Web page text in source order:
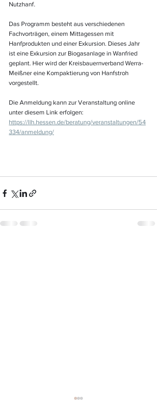
Nutzhanf.
Das Programm besteht aus verschiedenen
Fachvorträgen, einem Mittagessen mit
Hanfprodukten und einer Exkursion. Dieses Jahr
ist eine Exkursion zur Biogasanlage in Wanfried
geplant. Hier wird der Kreisbauernverband Werra-
Meißner eine Kompaktierung von Hanfstroh
vorgestellt.
Die Anmeldung kann zur Veranstaltung online
unter diesem Link erfolgen:
https://llh.hessen.de/beratung/veranstaltungen/54
334/anmeldung/